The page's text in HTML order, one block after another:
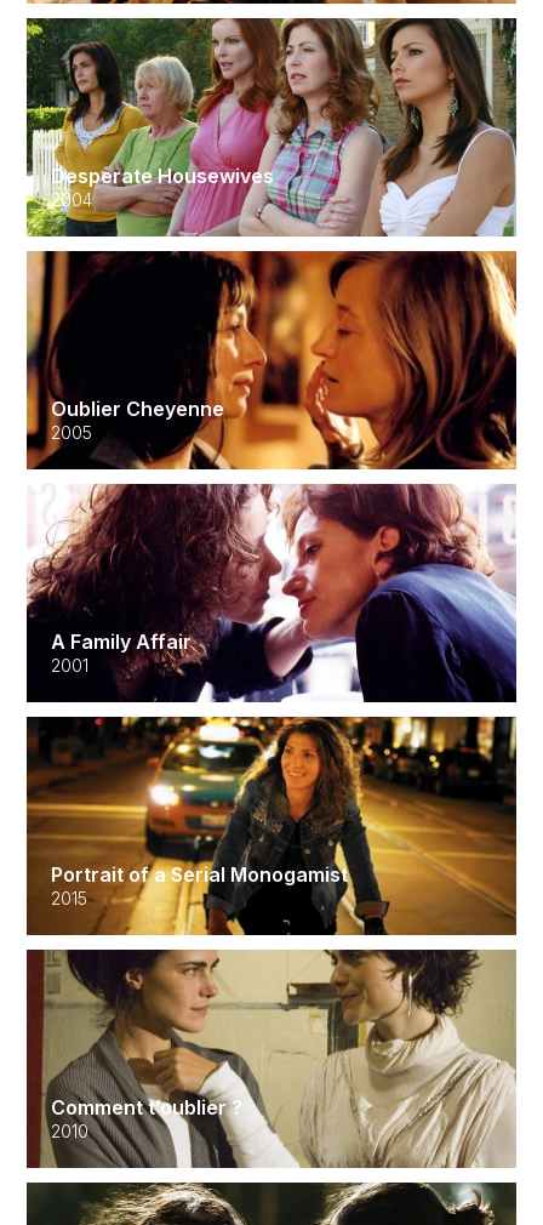
Desperate Housewives
2004
Oublier Cheyenne
2005
A Family Affair
2001
Portrait of a Serial Monogamist
2015
Comment t’oublier ?
2010